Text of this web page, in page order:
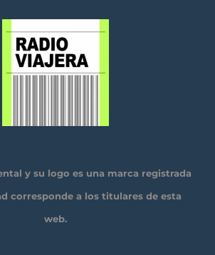
y su logo es una marca registrada
corresponde a los titulares de esta
web.